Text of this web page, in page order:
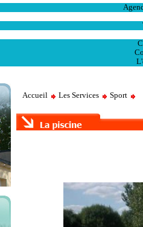
Accueil Les Services Sport